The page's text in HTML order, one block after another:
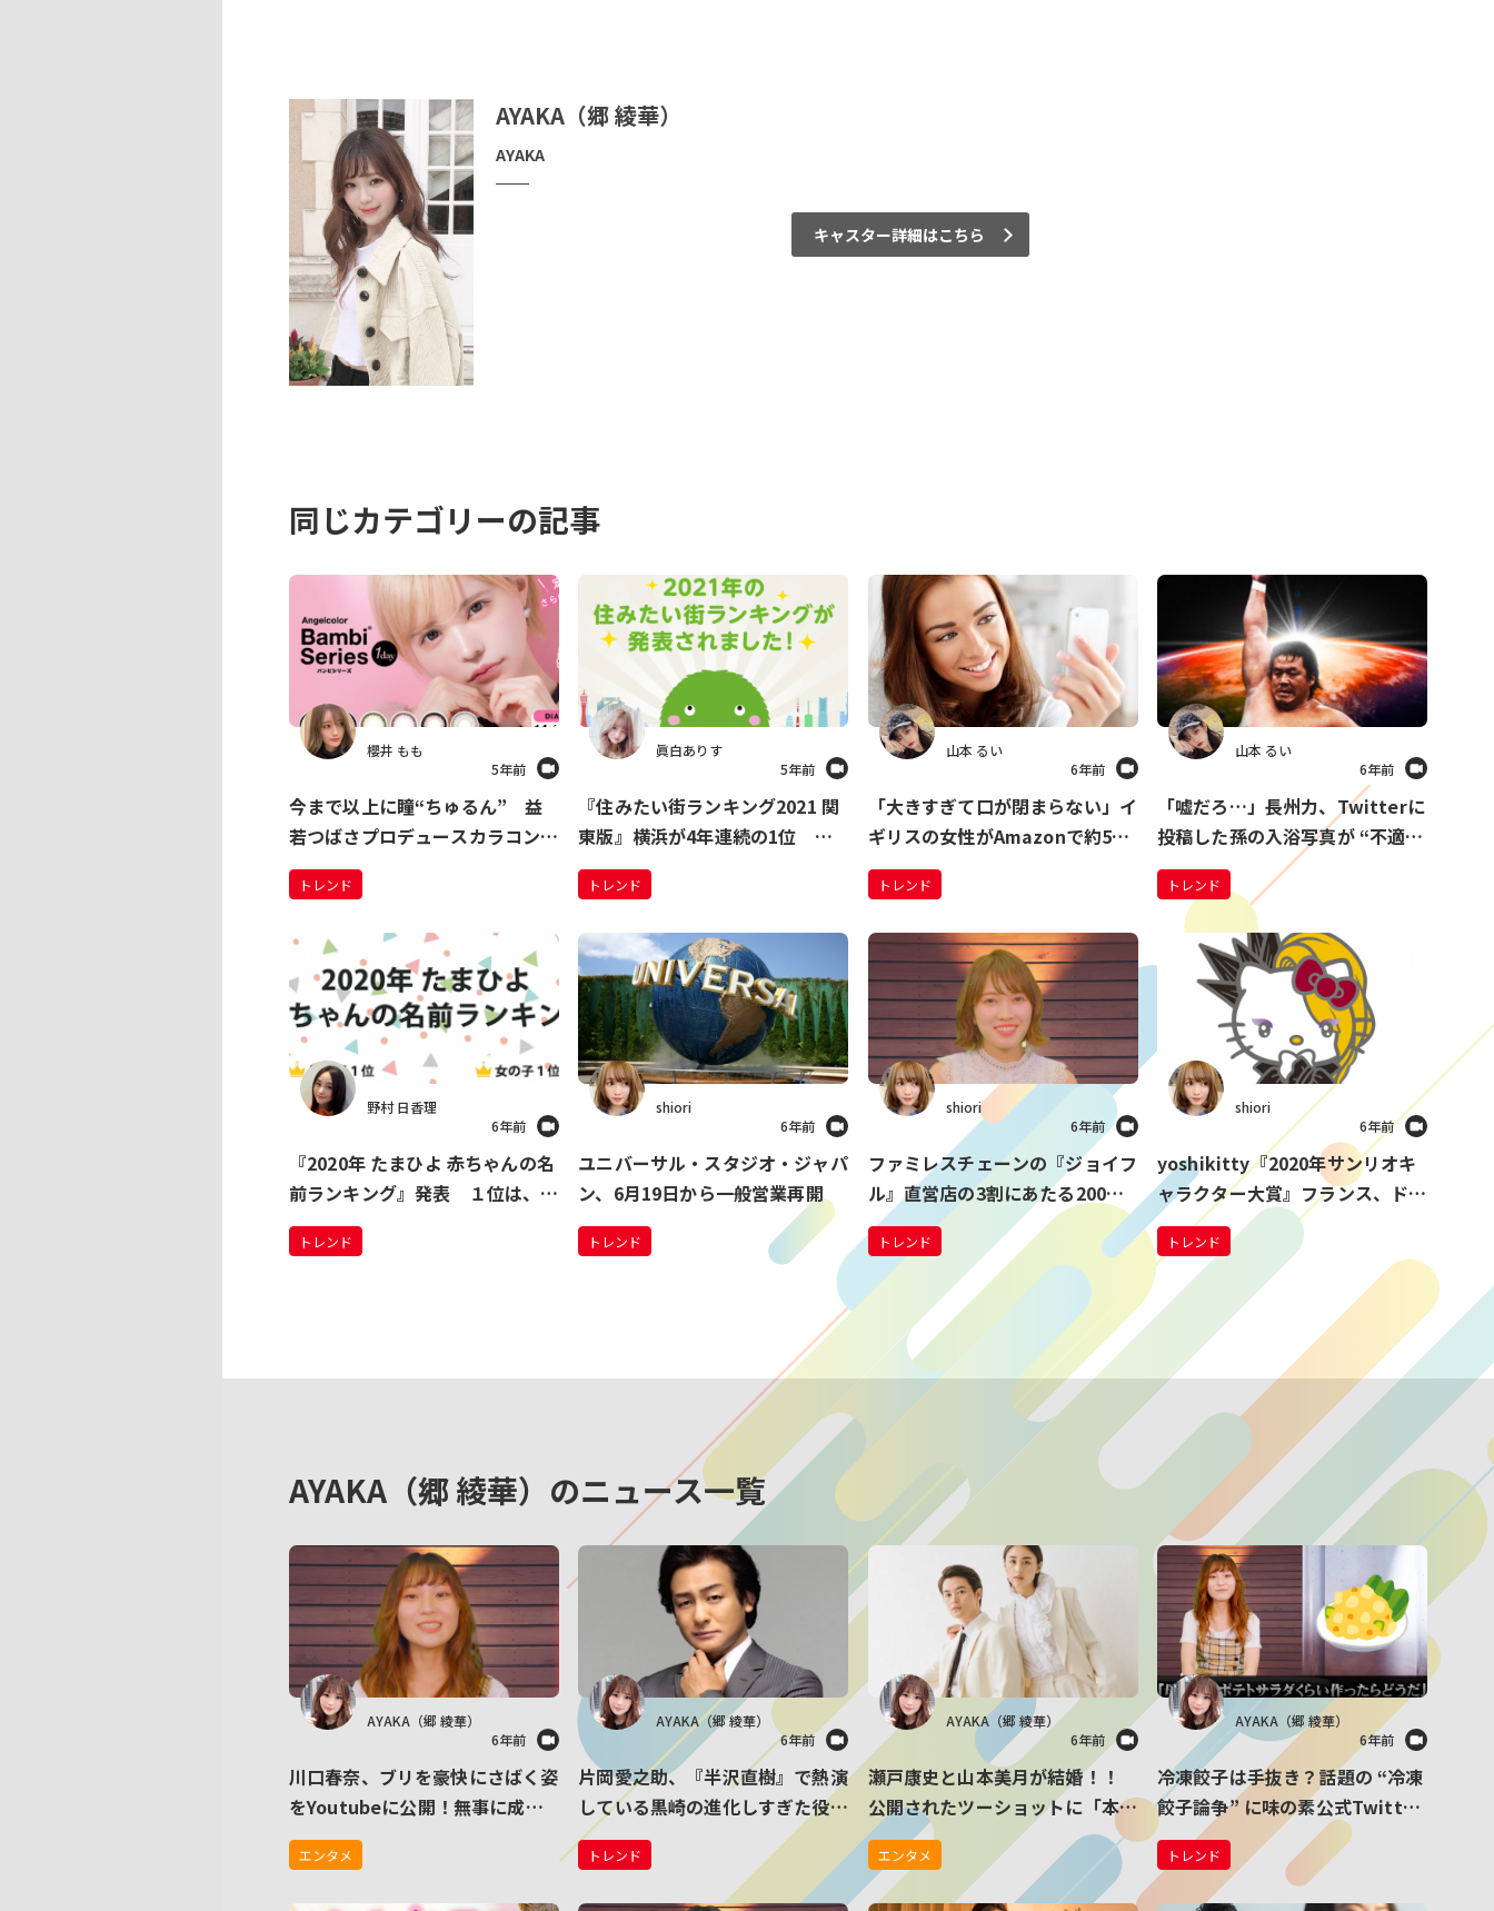
AYAKA（郷 綾華）
AYAKA
キャスター詳細はこちら
同じカテゴリーの記事
櫻井 もも
5年前
今まで以上に瞳“ちゅるん” 益
若つばさプロデュースカラコン
『バンビシリーズ』がリニューア
ルトレンド
眞白ありす
5年前
『住みたい街ランキング2021 関
東版』横浜が4年連続の1位 躍
進したのは、地元愛が目覚めた意
外なあの街？
トレンド
山本 るい
6年前
「大きすぎて口が閉まらない」イ
ギリスの女性がAmazonで約500
円で購入した人工歯をつけたら…
全世界の人に笑いを届ける結果に
トレンド
山本 るい
6年前
「嘘だろ…」長州力、Twitterに
投稿した孫の入浴写真が “不適切
表現” で削除 さらには、ハッシ
ュタグを間違えて…
トレンド
野村 日香理
6年前
『2020年 たまひよ 赤ちゃんの名
前ランキング』発表 １位は、男
の子「蓮」3年連続 女の子「陽
葵」5年連続 急上昇した名前
トレンド
shiori
6年前
ユニバーサル・スタジオ・ジャパ
ン、6月19日から一般営業再開
トレンド
shiori
6年前
ファミレスチェーンの『ジョイフ
ル』直営店の3割にあたる200店
舗を順次閉店 新型コロナによる
売上減少のため
トレンド
shiori
6年前
yoshikitty『2020年サンリオキ
ャラクター大賞』フランス、ドイ
ツ、ブラジルで1位獲得 「世界
各国でこれだけ健闘できてうれし
い」
トレンド
AYAKA（郷 綾華）のニュース一覧
AYAKA（郷 綾華）
6年前
川口春奈、ブリを豪快にさばく姿
をYoutubeに公開！無事に成功
するもキッチンが血だらけで「殺
人現場みたい」になる
エンタメ
AYAKA（郷 綾華）
6年前
片岡愛之助、『半沢直樹』で熱演
している黒崎の進化しすぎた役職
名にツッコミ「長すぎやろっ」
トレンド
AYAKA（郷 綾華）
6年前
瀬戸康史と山本美月が結婚！！
公開されたツーショットに「本当
に美男美女過ぎ」と大反響
エンタメ
AYAKA（郷 綾華）
6年前
冷凍餃子は手抜き？話題の “冷凍
餃子論争” に味の素公式Twitter
が温かいコメント「冷凍餃子を使
うことは『手抜き』ではなく『
〇〇抜き』！」
トレンド